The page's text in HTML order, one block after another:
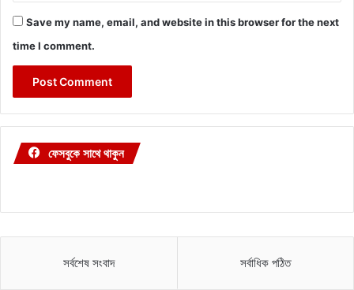
Save my name, email, and website in this browser for the next
time I comment.
ফেসবুকে সাথে থাকুন
সর্বশেষ সংবাদ সর্বাধিক পঠিত